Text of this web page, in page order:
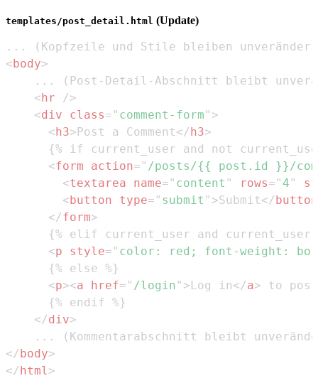
templates/post_detail.html (Update)
<body>
<hr
/>
<div class= " comment-form " >
<h3>Post a Comment</h3>
<form action= " /posts/{{ post.id }}/
<textarea name= " content " rows= "4 "
<button type= " submit " >Submit</button
</form>
<p style= " color : red ; font-weight :
<p><a href= " /login " >Log in</a> to post
</div>
</body>
</html>